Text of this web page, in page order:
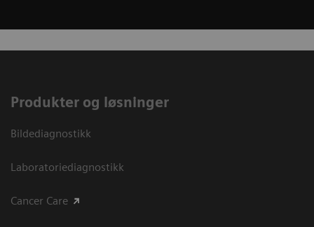
Produkter og løsninger
Bildediagnostikk
Laboratoriediagnostikk
Cancer Care